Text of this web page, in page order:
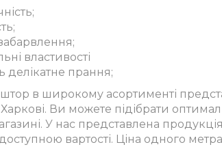
властивості
делікатне прання;
в широкому асортименті
Ви можете підібрати
У нас представлена
вартості. Ціна одного